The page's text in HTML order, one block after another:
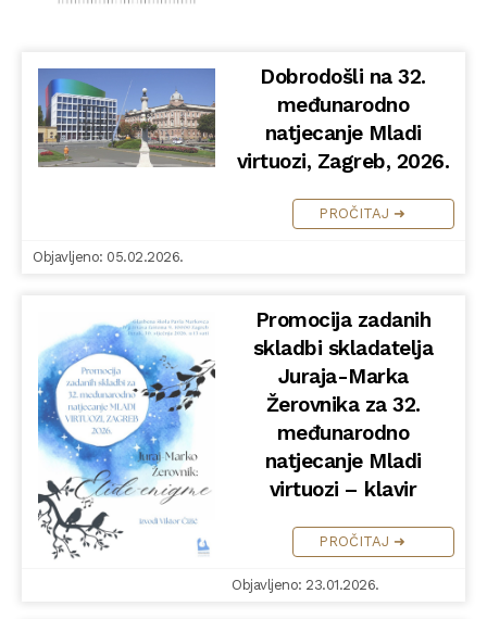
Dobrodošli na 32.
međunarodno
natjecanje Mladi
virtuozi, Zagreb, 2026.
PROČITAJ ➜
Objavljeno: 05.02.2026.
Promocija zadanih
skladbi skladatelja
Juraja-Marka
Žerovnika za 32.
međunarodno
natjecanje Mladi
virtuozi – klavir
PROČITAJ ➜
Objavljeno: 23.01.2026.